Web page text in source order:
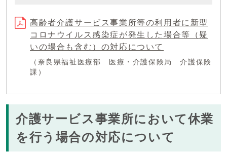
高齢者介護サービス事業所等の利用者に新型
コロナウイルス感染症が発生した場合等（疑
いの場合も含む）の対応について
（奈良県福祉医療部 医療・介護保険局 介護保険
課）
介護サービス事業所において休業
を行う場合の対応について